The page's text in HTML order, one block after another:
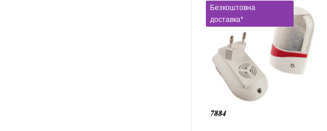
Безкоштовна
доставка*